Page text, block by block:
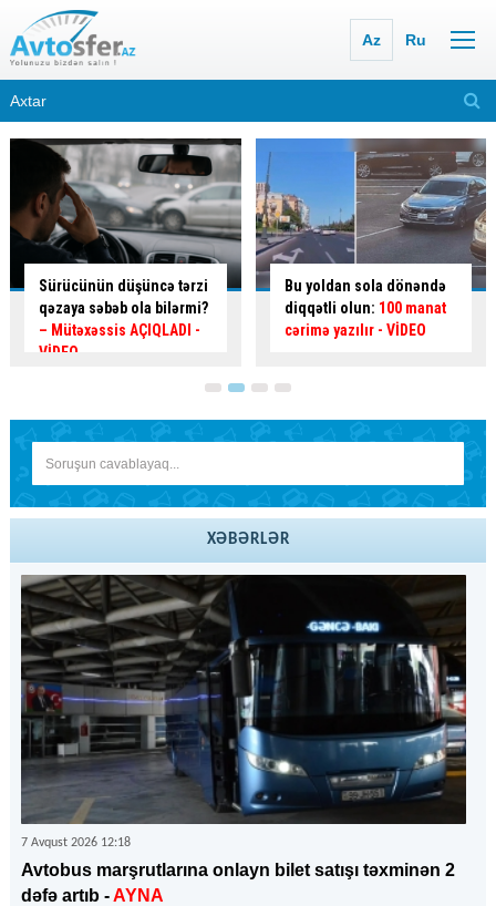
Az Ru
Sürücünün düşüncə tərzi
qəzaya səbəb ola bilərmi?
– Mütəxəssis AÇIQLADI -
VİDEO
Bu yoldan sola dönəndə
diqqətli olun: 100 manat
cərimə yazılır - VİDEO
XƏBƏRLƏR
7 Avqust 2026 12:18
Avtobus marşrutlarına onlayn bilet satışı təxminən 2
dəfə artıb -AYNA